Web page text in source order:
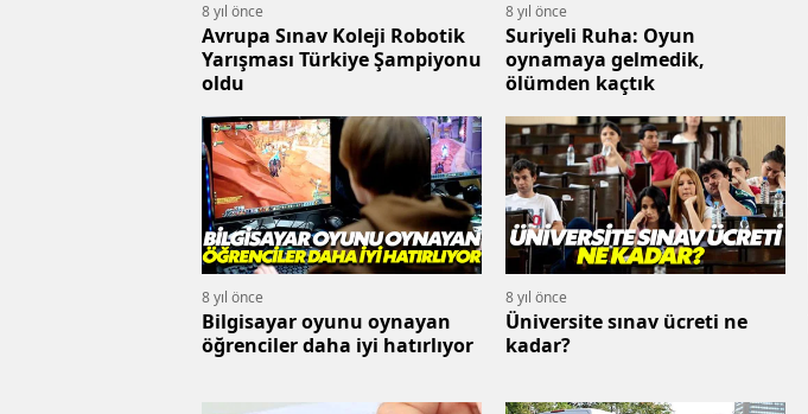
8 yıl önce
Avrupa Sınav Koleji Robotik
Yarışması Türkiye Şampiyonu
oldu
8 yıl önce
Suriyeli Ruha: Oyun
oynamaya gelmedik,
ölümden kaçtık
8 yıl önce
Bilgisayar oyunu oynayan
öğrenciler daha iyi hatırlıyor
8 yıl önce
Üniversite sınav ücreti ne
kadar?